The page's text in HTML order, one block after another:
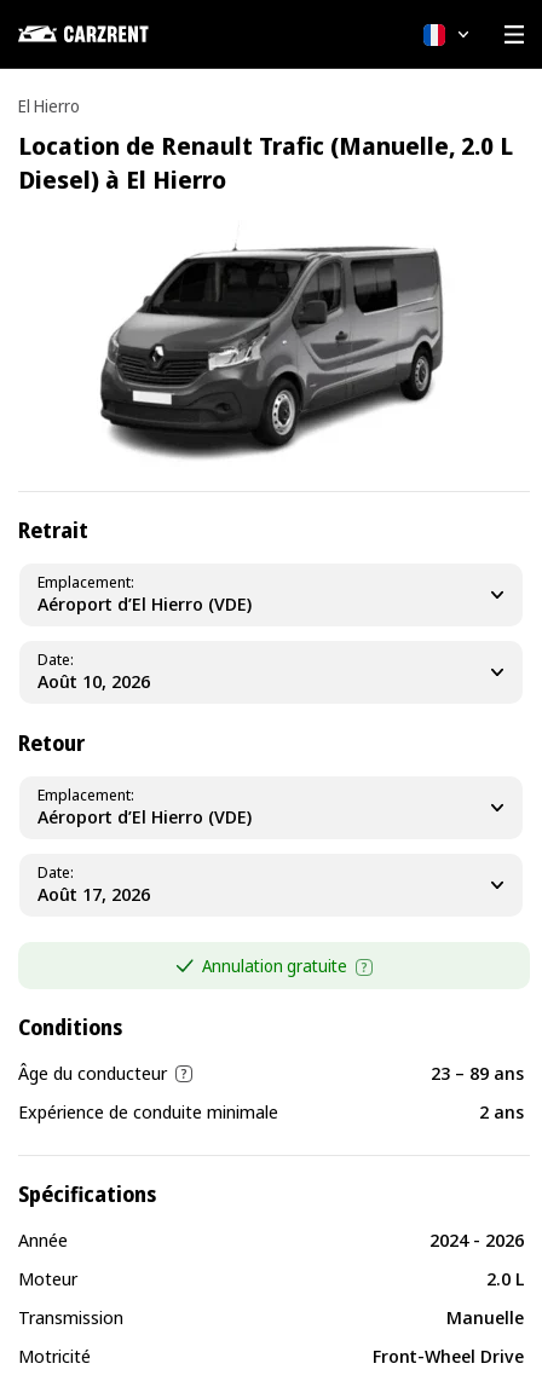
Français
El Hierro
Location de Renault Trafic (Manuelle, 2.0 L
Diesel) à El Hierro
Retrait
Aéroport d’El Hierro (VDE)
Emplacement
Date
Retour
Aéroport d’El Hierro (VDE)
Emplacement
Date
Annulation gratuite
Conditions
Âge du conducteur
23 – 89 ans
Expérience de conduite minimale
2 ans
Spécifications
Année
2024 - 2026
Moteur
2.0 L
Transmission
Manuelle
Motricité
Front-Wheel Drive